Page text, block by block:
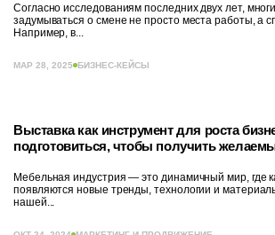
Согласно исследованиям последних двух лет,
задумываться о смене не просто места работы, а
Например, в...
МАР 28, 2025 БИЗНЕС-КЕЙСЫ
Выставка как инструмент для роста
подготовиться, чтобы получить
Мебельная индустрия — это динамичный мир, где
появляются новые тренды, технологии и
нашей...